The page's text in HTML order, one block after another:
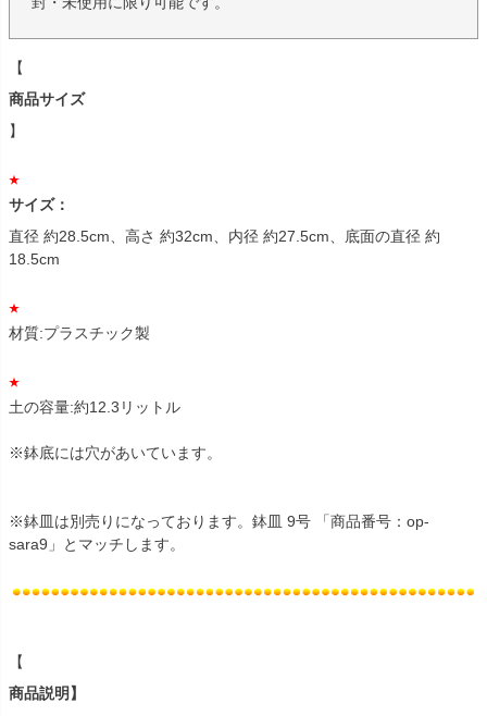
【
商品サイズ
】
サイズ：
直径 約28.5cm、高さ 約32cm、内径 約27.5cm、底面の直径 約
18.5cm
材質:プラスチック製
土の容量:約12.3リットル
※鉢底には穴があいています。
※鉢皿は別売りになっております。鉢皿 9号 「商品番号：op-
sara9」とマッチします。
【
商品説明】